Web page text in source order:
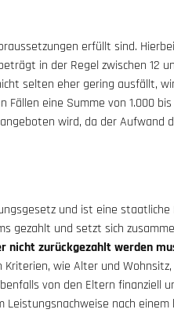
erfüllt sind.
in der Regel zwischen 12
selten eher gering ausfällt,
eine Summe von 1.000
wird, da der Aufwand
und ist eine staatliche
gezahlt und setzt sich
nicht zurückgezahlt werden
wie Alter und
von den Eltern finanziell
Leistungsnachweise nach